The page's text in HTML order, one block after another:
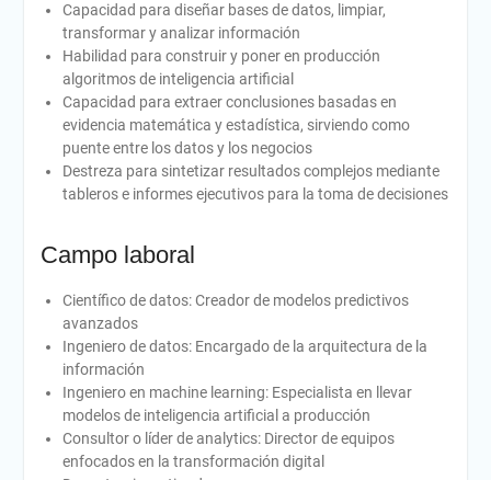
Capacidad para diseñar bases de datos, limpiar,
transformar y analizar información
Habilidad para construir y poner en producción
algoritmos de inteligencia artificial
Capacidad para extraer conclusiones basadas en
evidencia matemática y estadística, sirviendo como
puente entre los datos y los negocios
Destreza para sintetizar resultados complejos mediante
tableros e informes ejecutivos para la toma de decisiones
Campo laboral
Científico de datos: Creador de modelos predictivos
avanzados
Ingeniero de datos: Encargado de la arquitectura de la
información
Ingeniero en machine learning: Especialista en llevar
modelos de inteligencia artificial a producción
Consultor o líder de analytics: Director de equipos
enfocados en la transformación digital